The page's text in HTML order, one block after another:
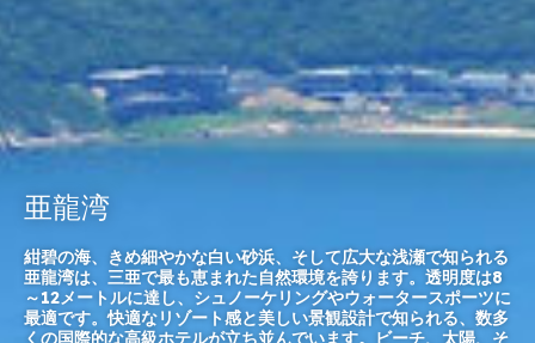
亜龍湾
紺碧の海、きめ細やかな白い砂浜、そして広大な浅瀬で知られる
亜龍湾は、三亜で最も恵まれた自然環境を誇ります。透明度は8
～12メートルに達し、シュノーケリングやウォータースポーツに
最適です。快適なリゾート感と美しい景観設計で知られる、数多
くの国際的な高級ホテルが立ち並んでいます。ビーチ、太陽、そ